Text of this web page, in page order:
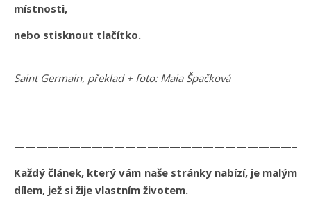
místnosti,
nebo stisknout tlačítko.
Saint Germain, překlad + foto: Maia Špačková
Každý článek, který vám naše stránky nabízí, je malým
dílem, jež si žije vlastním životem.